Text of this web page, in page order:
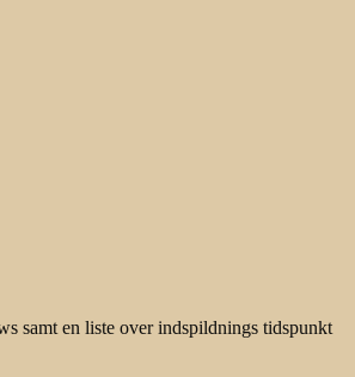
samt en liste over indspildnings tidspunkt